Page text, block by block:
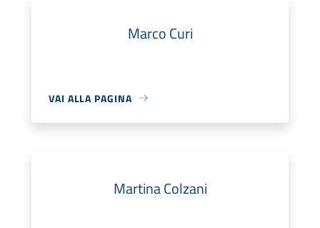
Marco Curi
VAI ALLA PAGINA
Martina Colzani